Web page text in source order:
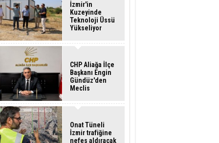
İzmir'in
Kuzeyinde
Teknoloji Üssü
Yükseliyor
CHP Aliağa İlçe
Başkanı Engin
Gündüz'den
Meclis
Çağrısı
Onat Tüneli
İzmir trafiğine
nefes aldıracak